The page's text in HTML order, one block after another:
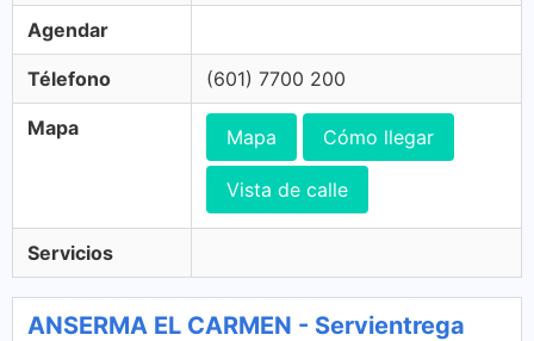
Agendar
Télefono (601) 7700 200
Mapa Mapa Cómo llegar
Vista de calle
Servicios
ANSERMA EL CARMEN - Servientrega